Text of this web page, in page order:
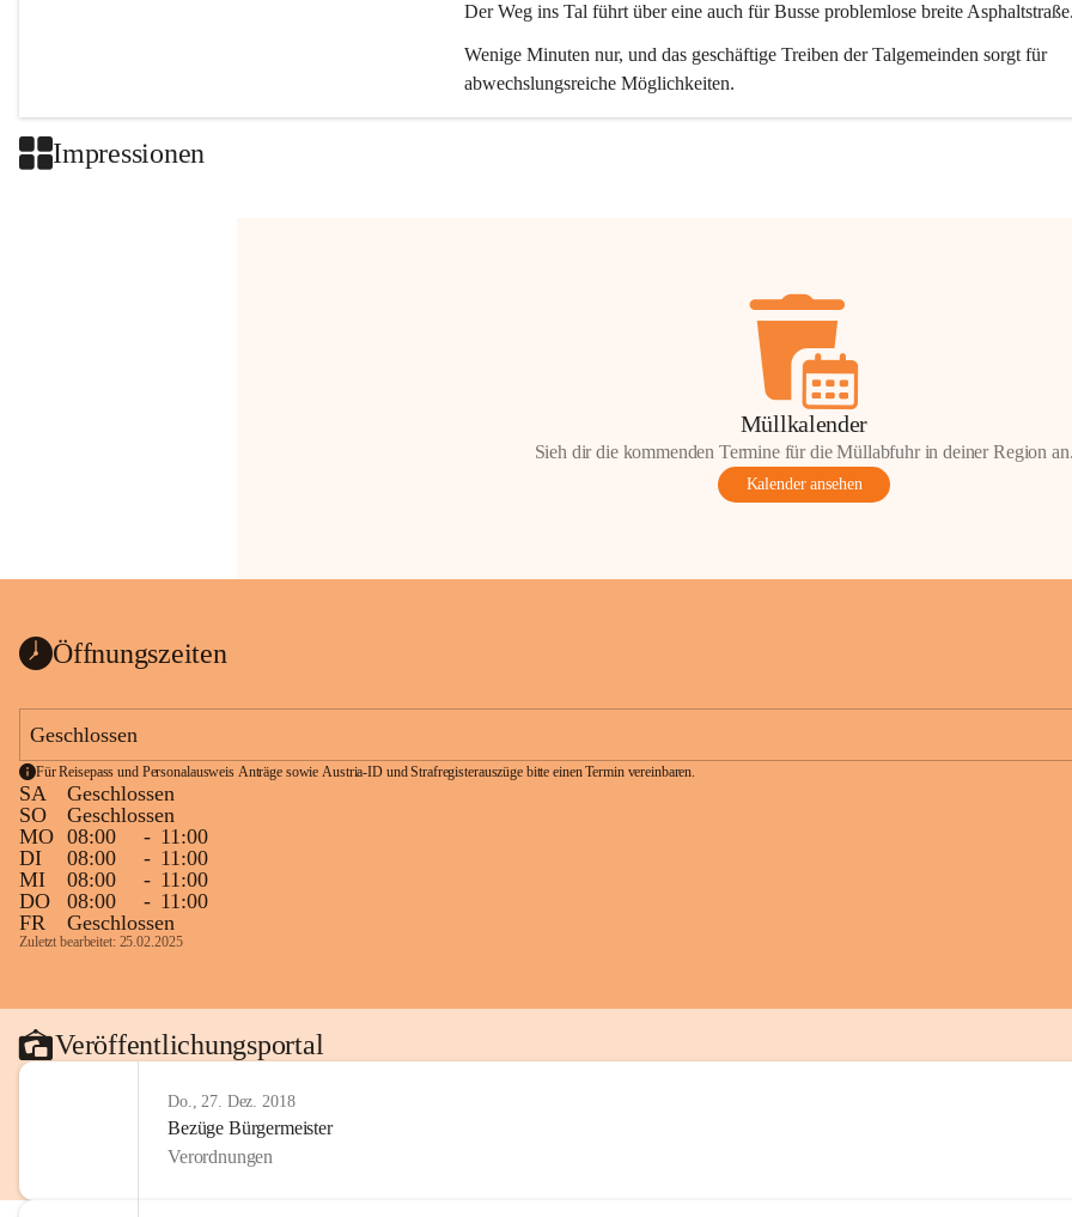
Der Weg ins Tal führt über eine auch für Busse problemlose breite
Wenige Minuten nur, und das geschäftige Treiben der Talgemeinden sorgt für
abwechslungsreiche Möglichkeiten.
Impressionen
Müllkalender
Sieh dir die kommenden Termine für die Müllabfuhr in deiner Region
Kalender ansehen
Öffnungszeiten
Geschlossen
Für Reisepass und Personalausweis Anträge sowie Austria-ID und Strafregisterauszüge bitte einen Termin vereinbaren.
SA
Geschlossen
SO
Geschlossen
MO 08:00 - 11:00
DI
08:00 - 11:00
MI
08:00 - 11:00
DO
08:00 - 11:00
FR
Geschlossen
Zuletzt bearbeitet: 25.02.2025
Veröffentlichungsportal
Do., 27. Dez. 2018
Bezüge Bürgermeister
Verordnungen